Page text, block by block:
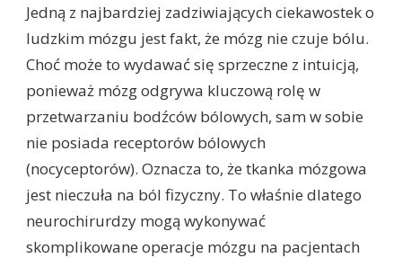
Jedną z najbardziej zadziwiających ciekawostek o
ludzkim mózgu jest fakt, że mózg nie czuje bólu.
Choć może to wydawać się sprzeczne z intuicją,
ponieważ mózg odgrywa kluczową rolę w
przetwarzaniu bodźców bólowych, sam w sobie
nie posiada receptorów bólowych
(nocyceptorów). Oznacza to, że tkanka mózgowa
jest nieczuła na ból fizyczny. To właśnie dlatego
neurochirurdzy mogą wykonywać
skomplikowane operacje mózgu na pacjentach